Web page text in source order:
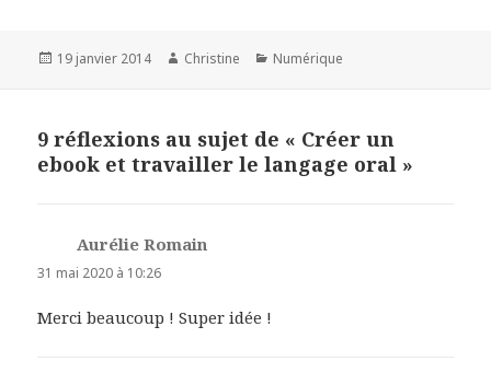
Publié
19 janvier 2014 Auteur
Christine Catégories
Numérique
9 réflexions au sujet de « Créer un
ebook et travailler le langage oral »
Aurélie Romain
31 mai 2020 à 10:26
Merci beaucoup ! Super idée !